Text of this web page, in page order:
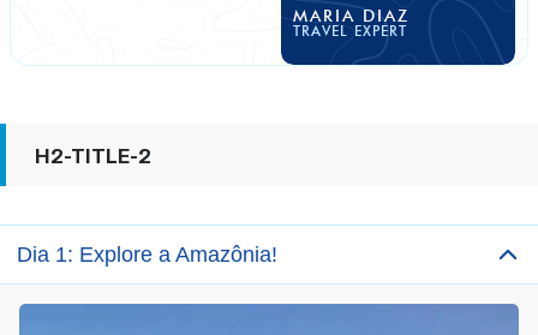
MARIA DIAZ
TRAVEL EXPERT
H2-TITLE-2
Dia 1: Explore a Amazônia!